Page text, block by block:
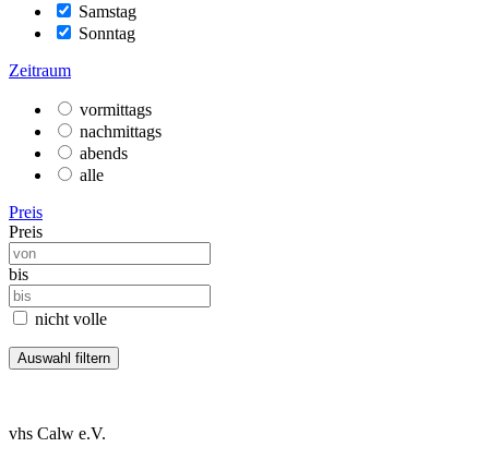
Samstag
Sonntag
Zeitraum
vormittags
nachmittags
abends
alle
Preis
Preis
bis
nicht volle
vhs Calw e.V.